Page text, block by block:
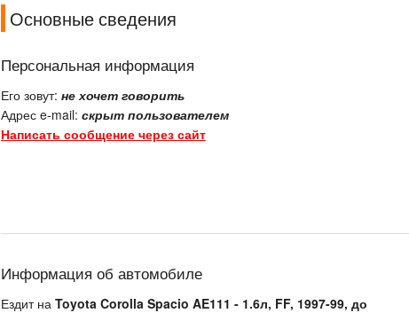
Основные сведения
Персональная информация
Его зовут: не хочет говорить
Адрес e-mail: скрыт пользователем
Написать сообщение через сайт
Информация об автомобиле
Ездит на Toyota Corolla Spacio AE111 - 1.6л, FF, 1997-99, до